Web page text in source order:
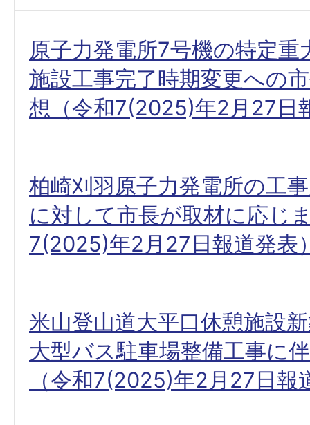
原子力発電所7号機の特定重
施設工事完了時期変更への
想（令和7(2025)年2月27日
柏崎刈羽原子力発電所の工
に対して市長が取材に応じ
7(2025)年2月27日報道発表
米山登山道大平口休憩施設
大型バス駐車場整備工事に
（令和7(2025)年2月27日報